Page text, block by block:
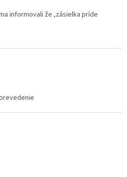
informovali že ,zásielka príde
je 5 z 5 hviezdičiek.
je 5 z 5 hviezdičiek.